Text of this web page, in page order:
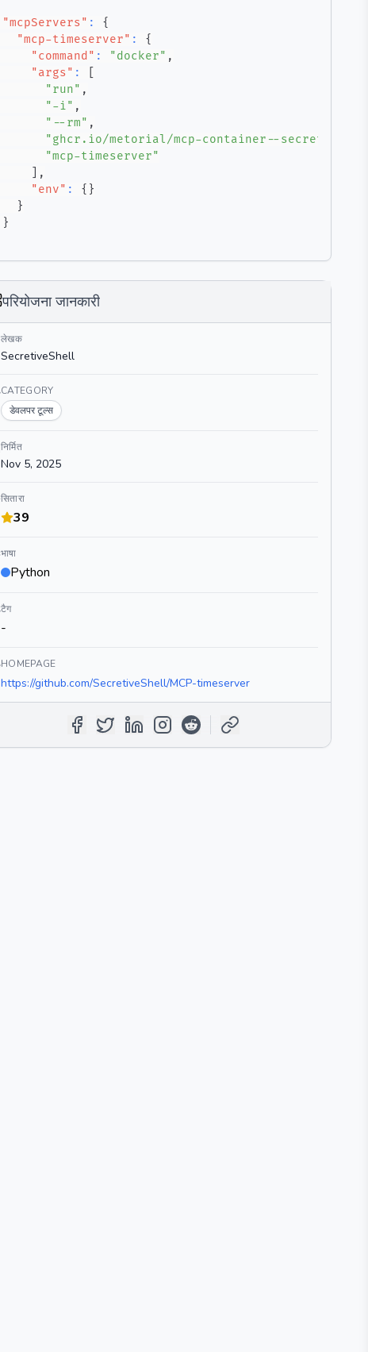
"mcpServers" :
{
"mcp-timeserver" :
{
"command" : "docker" ,
"args" :
"run" ,
"-i" ,
"--rm" ,
"ghcr.io/metorial/mcp-container--
"mcp-timeserver"
,
"env" : { }
}
}
परियोजना जानकारी
लेखक
SecretiveShell
CATEGORY
डेवलपर टूल्स
निर्मित
Nov 5, 2025
सितारा
39
भाषा
Python
टैग
-
HOMEPAGE
https://github.com/SecretiveShell/MCP-timeserver